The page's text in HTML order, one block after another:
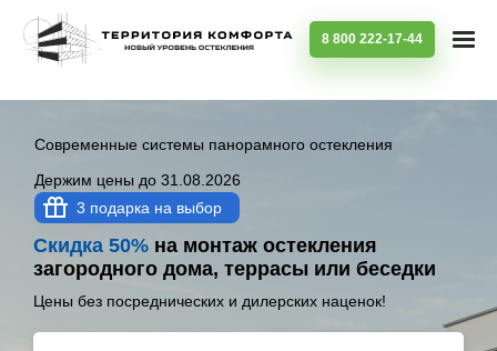
8 800 222-17-44
Современные системы панорамного остекления
Держим цены до 31.08.2026
3 подарка на выбор
Скидка 50% на монтаж остекления
загородного дома, террасы или беседки
Цены без посреднических и дилерских наценок!